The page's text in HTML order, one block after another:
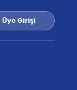
Üye Girişi